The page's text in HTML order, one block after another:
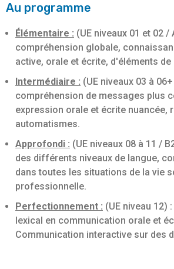
Au programme
Élémentaire : (UE niveaux 01 et 02 /
compréhension globale,
active, orale et écrite, d'éléments de
Intermédiaire : (UE niveaux 03 à
compréhension de messages plus
expression orale et écrite nuancée,
automatismes.
Approfondi : (UE niveaux 08 à 11 /
des différents niveaux de langue,
dans toutes les situations de la vie
professionnelle.
Perfectionnement : (UE niveau 12)
lexical en communication orale et
Communication interactive sur des